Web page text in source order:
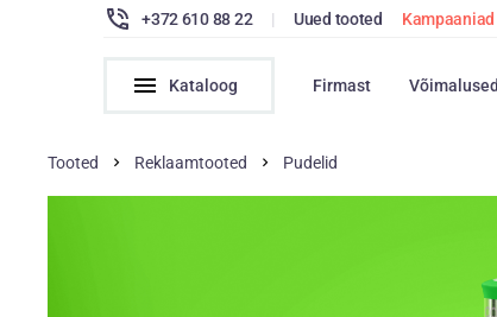
+372 610 88 22 | Uued tooted Kampaaniad
Kataloog Firmast Võimalused
Tooted Reklaamtooted Pudelid